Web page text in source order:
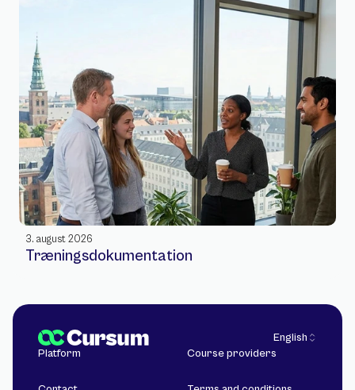
3. august 2026
Træningsdokumentation
Select Language
English
Platform
Course providers